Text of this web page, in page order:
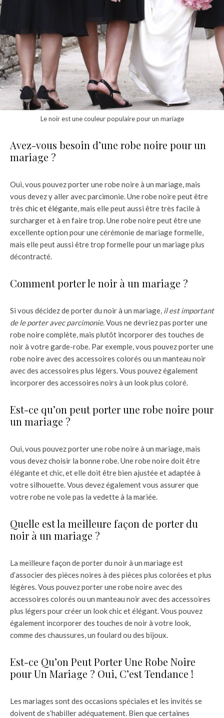
Le noir est une couleur populaire pour un mariage
Avez-vous besoin d’une robe noire pour un
mariage ?
Oui, vous pouvez porter une robe noire à un mariage, mais
vous devez y aller avec parcimonie. Une robe noire peut être
très chic et élégante, mais elle peut aussi être très facile à
surcharger et à en faire trop. Une robe noire peut être une
excellente option pour une cérémonie de mariage formelle,
mais elle peut aussi être trop formelle pour un mariage plus
décontracté.
Comment porter le noir à un mariage ?
Si vous décidez de porter du noir à un mariage, il est important
de le porter avec parcimonie. Vous ne devriez pas porter une
robe noire complète, mais plutôt incorporer des touches de
noir à votre garde-robe. Par exemple, vous pouvez porter une
robe noire avec des accessoires colorés ou un manteau noir
avec des accessoires plus légers. Vous pouvez également
incorporer des accessoires noirs à un look plus coloré.
Est-ce qu’on peut porter une robe noire pour
un mariage ?
Oui, vous pouvez porter une robe noire à un mariage, mais
vous devez choisir la bonne robe. Une robe noire doit être
élégante et chic, et elle doit être bien ajustée et adaptée à
votre silhouette. Vous devez également vous assurer que
votre robe ne vole pas la vedette à la mariée.
Quelle est la meilleure façon de porter du
noir à un mariage ?
La meilleure façon de porter du noir à un mariage est
d’associer des pièces noires à des pièces plus colorées et plus
légères. Vous pouvez porter une robe noire avec des
accessoires colorés ou un manteau noir avec des accessoires
plus légers pour créer un look chic et élégant. Vous pouvez
également incorporer des touches de noir à votre look,
comme des chaussures, un foulard ou des bijoux.
Est-ce Qu’on Peut Porter Une Robe Noire
pour Un Mariage ? Oui, C’est Tendance !
Les mariages sont des occasions spéciales et les invités se
doivent de s’habiller adéquatement. Bien que certaines